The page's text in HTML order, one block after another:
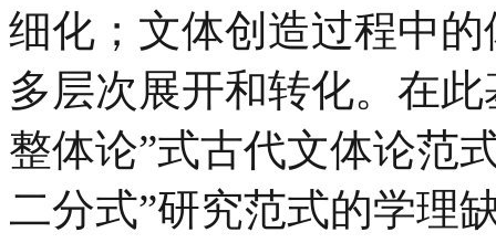
细化；文体创造过程中
多层次展开和转化。在
整体论”式古代文体论范
二分式”研究范式的学理